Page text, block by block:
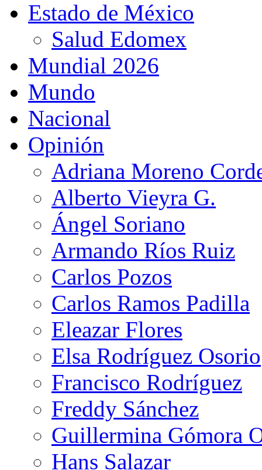
Estado de México
Salud Edomex
Mundial 2026
Mundo
Nacional
Opinión
Adriana Moreno
Alberto Vieyra G.
Ángel Soriano
Armando Ríos Ruiz
Carlos Pozos
Carlos Ramos Padilla
Eleazar Flores
Elsa Rodríguez Osorio
Francisco Rodríguez
Freddy Sánchez
Guillermina Gómora
Hans Salazar